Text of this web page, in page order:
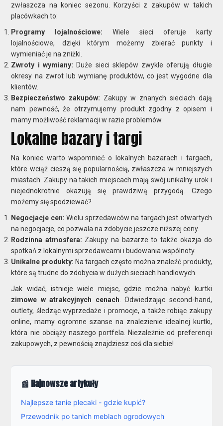
zwłaszcza na koniec sezonu. Korzyści z zakupów w takich
placówkach to:
Programy lojalnościowe: Wiele sieci oferuje karty
lojalnościowe, dzięki którym możemy zbierać punkty i
wymieniać je na zniżki.
Zwroty i wymiany: Duże sieci sklepów zwykle oferują długie
okresy na zwrot lub wymianę produktów, co jest wygodne dla
klientów.
Bezpieczeństwo zakupów: Zakupy w znanych sieciach dają
nam pewność, że otrzymujemy produkt zgodny z opisem i
mamy możliwość reklamacji w razie problemów.
Lokalne bazary i targi
Na koniec warto wspomnieć o lokalnych bazarach i targach,
które wciąż cieszą się popularnością, zwłaszcza w mniejszych
miastach. Zakupy na takich miejscach mają swój unikalny urok i
niejednokrotnie okazują się prawdziwą przygodą. Czego
możemy się spodziewać?
Negocjacje cen: Wielu sprzedawców na targach jest otwartych
na negocjacje, co pozwala na zdobycie jeszcze niższej ceny.
Rodzinna atmosfera: Zakupy na bazarze to także okazja do
spotkań z lokalnymi sprzedawcami i budowania wspólnoty.
Unikalne produkty: Na targach często można znaleźć produkty,
które są trudne do zdobycia w dużych sieciach handlowych.
Jak widać, istnieje wiele miejsc, gdzie można nabyć kurtki
zimowe w atrakcyjnych cenach . Odwiedzając second-hand,
outlety, śledząc wyprzedaże i promocje, a także robiąc zakupy
online, mamy ogromne szanse na znalezienie idealnej kurtki,
która nie obciąży naszego portfela. Niezależnie od preferencji
zakupowych, z pewnością znajdziesz coś dla siebie!
📰 Najnowsze artykuły
Najlepsze tanie plecaki - gdzie kupić?
Przewodnik po tanich meblach ogrodowych